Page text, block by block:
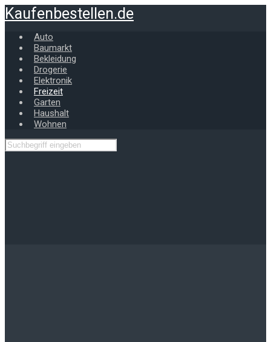
Zum
Hauptinhalt
springen
Kaufenbestellen.de
Auto
Baumarkt
Bekleidung
Drogerie
Elektronik
Freizeit
Garten
Haushalt
Wohnen